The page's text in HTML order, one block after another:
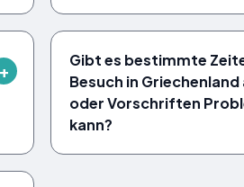
Gibt es bestimmte
Besuch in
oder Vorschriften
kann?